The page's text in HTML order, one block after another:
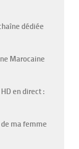
dédiée
Marocaine
en direct :
ma femme